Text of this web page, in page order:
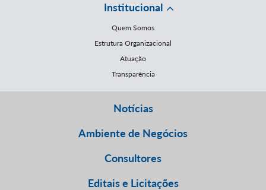
Institucional
Quem Somos
Estrutura Organizacional
Atuação
Transparência
Notícias
Ambiente de Negócios
Consultores
Editais e Licitações